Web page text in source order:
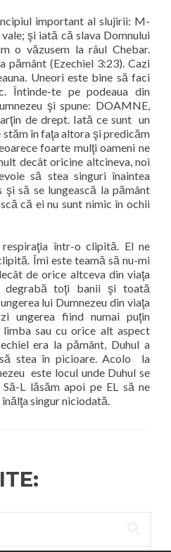
important al slujirii: M-
şi iată că slava Domnului
o văzusem la râul Chebar.
pământ (Ezechiel 3:23). Cazi
Uneori este bine să faci
Întinde-te pe podeaua din
şi spune: DOAMNE,
de drept. Iată ce sunt un
în faţa altora şi predicăm
foarte mulţi oameni ne
decât oricine altcineva, noi
să stea singuri înaintea
să se lungească la pământ
că ei nu sunt nimic în ochii
respiraţia într-o clipită. El ne
Îmi este teamă să nu-mi
de orice altceva din viaţa
degrabă toţi banii şi toată
lui Dumnezeu din viaţa
ungerea fiind numai puţin
sau cu orice alt aspect
era la pământ, Duhul a
stea în picioare. Acolo
la
este locul unde Duhul se
L lăsăm apoi pe EL să ne
singur niciodată.